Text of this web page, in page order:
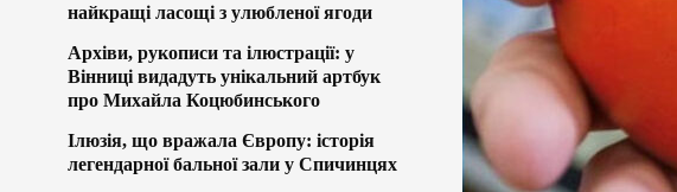
найкращі ласощі з улюбленої ягоди
Архіви, рукописи та ілюстрації: у
Вінниці видадуть унікальний артбук
про Михайла Коцюбинського
Ілюзія, що вражала Європу: історія
легендарної бальної зали у Спичинцях